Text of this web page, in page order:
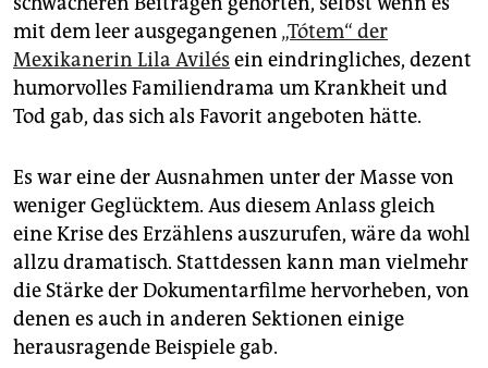
mit dem leer ausgegangenen „Tótem“ der
Mexikanerin Lila Avilés ein eindringliches, dezent
humorvolles Familiendrama um Krankheit und
Tod gab, das sich als Favorit angeboten hätte.
Es war eine der Ausnahmen unter der Masse von
weniger Geglücktem. Aus diesem Anlass gleich
eine Krise des Erzählens auszurufen, wäre da wohl
allzu dramatisch. Stattdessen kann man vielmehr
die Stärke der Dokumentarfilme hervorheben, von
denen es auch in anderen Sektionen einige
herausragende Beispiele gab.